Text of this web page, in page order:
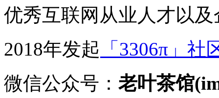
优秀互联网从业人才以
2018年发起 「3306π」社
微信公众号： 老叶茶馆